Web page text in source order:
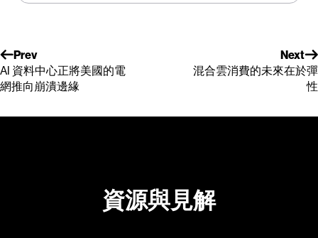
Prev
AI 資料中心正將美國的電
網推向崩潰邊緣
Next
混合雲消費的未來在於彈
性
資源與見解